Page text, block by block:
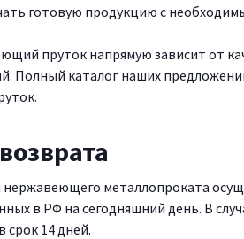
готовую продукцию с
пруток напрямую зависит от
Полный каталог наших
металлопроката
в РФ на сегодняшний день. В
срок 14 дней.